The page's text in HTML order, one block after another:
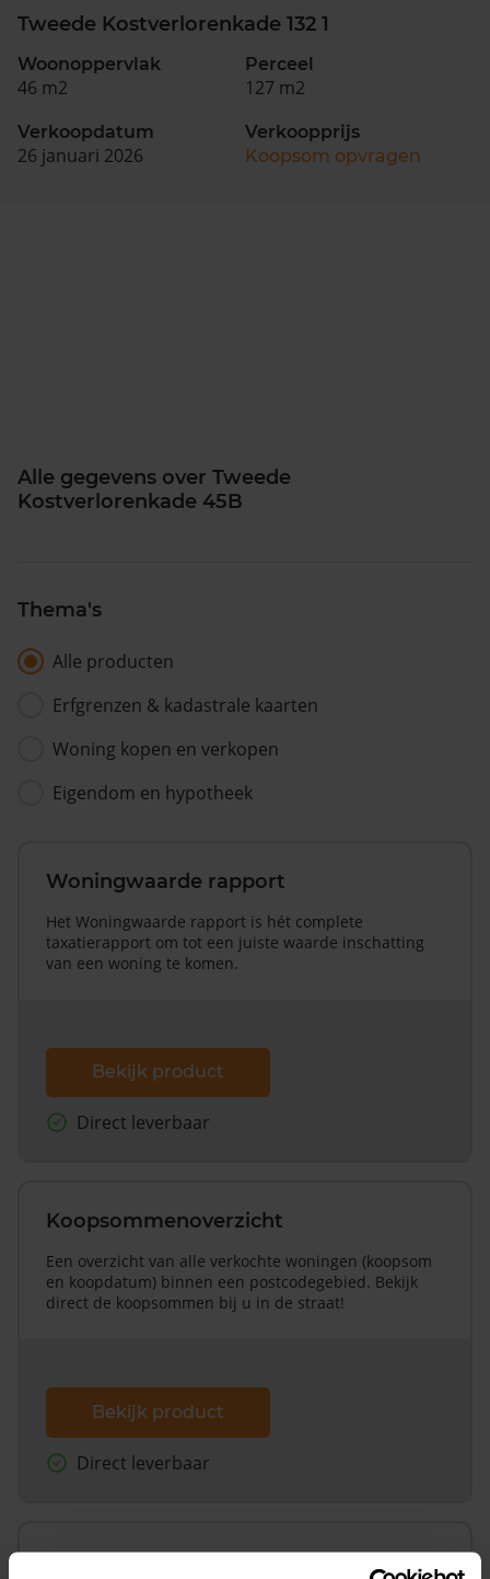
Tweede Kostverlorenkade 132 1
Woonoppervlak
46 m2
Perceel
127 m2
Verkoopdatum
26 januari 2026
Verkoopprijs
Koopsom opvragen
Alle gegevens over Tweede
Kostverlorenkade 45B
Thema's
Alle producten
Erfgrenzen & kadastrale kaarten
Woning kopen en verkopen
Eigendom en hypotheek
Woningwaarde rapport
Het Woningwaarde rapport is hét complete
taxatierapport om tot een juiste waarde inschatting
van een woning te komen.
Bekijk product
Direct leverbaar
Koopsommenoverzicht
Een overzicht van alle verkochte woningen (koopsom
en koopdatum) binnen een postcodegebied. Bekijk
direct de koopsommen bij u in de straat!
Bekijk product
Direct leverbaar